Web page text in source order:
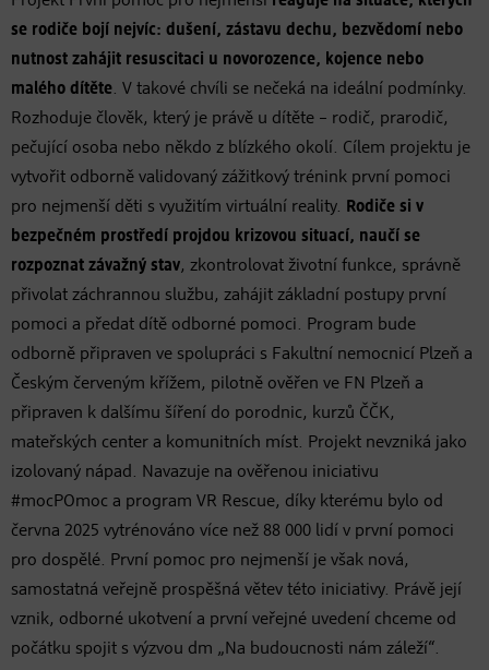
se rodiče bojí nejvíc: dušení, zástavu dechu, bezvědomí nebo
nutnost zahájit resuscitaci u novorozence, kojence nebo
malého dítěte. V takové chvíli se nečeká na ideální podmínky.
Rozhoduje člověk, který je právě u dítěte – rodič, prarodič,
pečující osoba nebo někdo z blízkého okolí. Cílem projektu je
vytvořit odborně validovaný zážitkový trénink první pomoci
pro nejmenší děti s využitím virtuální reality. Rodiče si v
bezpečném prostředí projdou krizovou situací, naučí se
rozpoznat závažný stav, zkontrolovat životní funkce, správně
přivolat záchrannou službu, zahájit základní postupy první
pomoci a předat dítě odborné pomoci. Program bude
odborně připraven ve spolupráci s Fakultní nemocnicí Plzeň a
Českým červeným křížem, pilotně ověřen ve FN Plzeň a
připraven k dalšímu šíření do porodnic, kurzů ČČK,
mateřských center a komunitních míst. Projekt nevzniká jako
izolovaný nápad. Navazuje na ověřenou iniciativu
#mocPOmoc a program VR Rescue, díky kterému bylo od
června 2025 vytrénováno více než 88 000 lidí v první pomoci
pro dospělé. První pomoc pro nejmenší je však nová,
samostatná veřejně prospěšná větev této iniciativy. Právě její
vznik, odborné ukotvení a první veřejné uvedení chceme od
počátku spojit s výzvou dm „Na budoucnosti nám záleží“.